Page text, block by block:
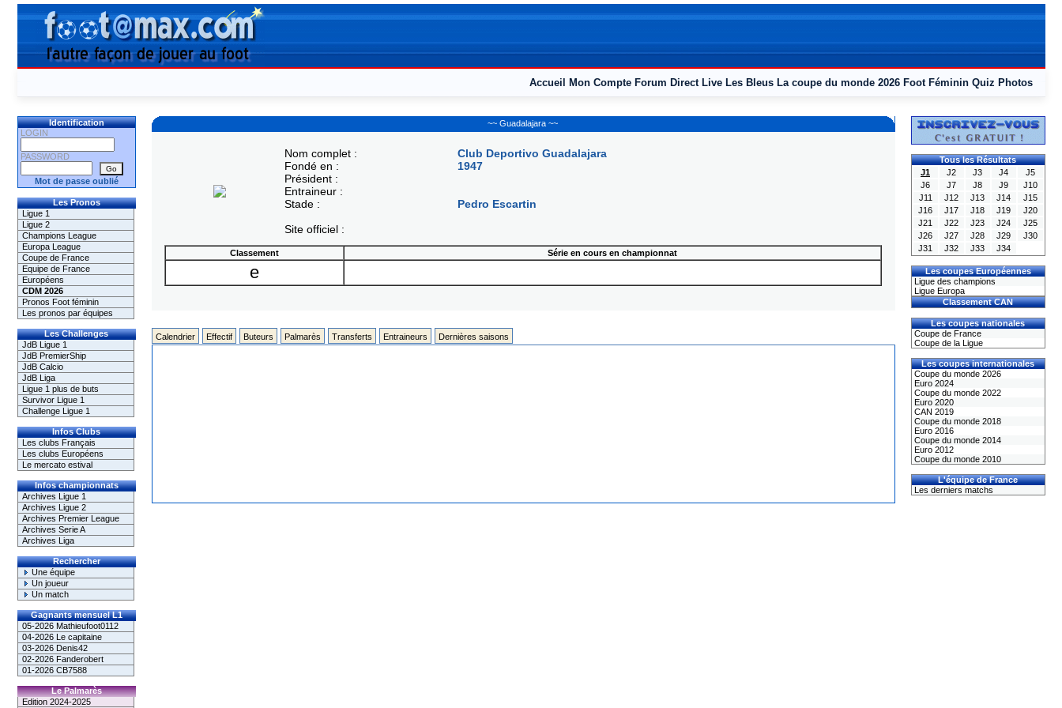
Accueil Mon Compte Forum Direct Live Les Bleus La coupe du monde 2026 Foot Féminin Quiz Photos
Identification
LOGIN
PASSWORD
Mot de passe oublié
Les Pronos
Ligue 1
Ligue 2
Champions League
Europa League
Coupe de France
Equipe de France
Européens
CDM 2026
Pronos Foot féminin
Les pronos par équipes
Les Challenges
JdB Ligue 1
JdB PremierShip
JdB Calcio
JdB Liga
Ligue 1 plus de buts
Survivor Ligue 1
Challenge Ligue 1
Infos Clubs
Les clubs Français
Les clubs Européens
Le mercato estival
Infos championnats
Archives Ligue 1
Archives Ligue 2
Archives Premier League
Archives Serie A
Archives Liga
Rechercher
Une équipe
Un joueur
Un match
Gagnants mensuel L1
05-2026 Mathieufoot0112
04-2026 Le capitaine
03-2026 Denis42
02-2026 Fanderobert
01-2026 CB7588
Le Palmarès
Edition 2024-2025
~~ Guadalajara ~~
Nom complet :
Fondé en :
Président :
Entraineur :
Stade :
Site officiel :
Club Deportivo Guadalajara
1947
Pedro Escartin
Classement Série en cours en championnat
e
Calendrier Effectif Buteurs Palmarès Transferts Entraineurs Dernières saisons
Tous les Résultats
J1
J2 J3 J4
J5
J6
J7 J8 J9
J10
J11
J12 J13 J14
J15
J16
J17 J18 J19
J20
J21
J22 J23 J24
J25
J26
J27 J28 J29
J30
J31
J32 J33 J34
Les coupes Européennes
Ligue des champions
Ligue Europa
Classement CAN
Les coupes nationales
Coupe de France
Coupe de la Ligue
Les coupes internationales
Coupe du monde 2026
Euro 2024
Coupe du monde 2022
Euro 2020
CAN 2019
Coupe du monde 2018
Euro 2016
Coupe du monde 2014
Euro 2012
Coupe du monde 2010
L'équipe de France
Les derniers matchs